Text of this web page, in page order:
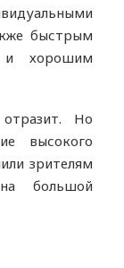
быстрым
и хорошим
Но
высокого
зрителям
большой